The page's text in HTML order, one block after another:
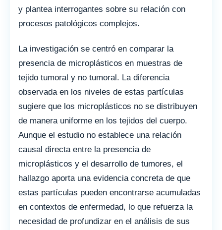
y plantea interrogantes sobre su relación con
procesos patológicos complejos.
La investigación se centró en comparar la
presencia de microplásticos en muestras de
tejido tumoral y no tumoral. La diferencia
observada en los niveles de estas partículas
sugiere que los microplásticos no se distribuyen
de manera uniforme en los tejidos del cuerpo.
Aunque el estudio no establece una relación
causal directa entre la presencia de
microplásticos y el desarrollo de tumores, el
hallazgo aporta una evidencia concreta de que
estas partículas pueden encontrarse acumuladas
en contextos de enfermedad, lo que refuerza la
necesidad de profundizar en el análisis de sus